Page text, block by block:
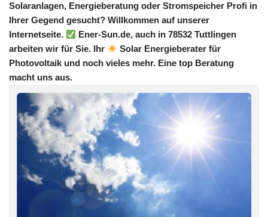
Solaranlagen, Energieberatung oder Stromspeicher Profi in
Ihrer Gegend gesucht? Willkommen auf unserer
Internetseite.
Ener-Sun.de, auch in 78532 Tuttlingen
arbeiten wir für Sie. Ihr
Solar Energieberater für
Photovoltaik und noch vieles mehr. Eine top Beratung
macht uns aus.